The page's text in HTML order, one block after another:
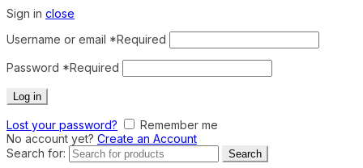
Sign in close
Username or email *Required
Password *Required
Log in
Lost your password?
Remember me
No account yet? Create an Account
Search for:
Search